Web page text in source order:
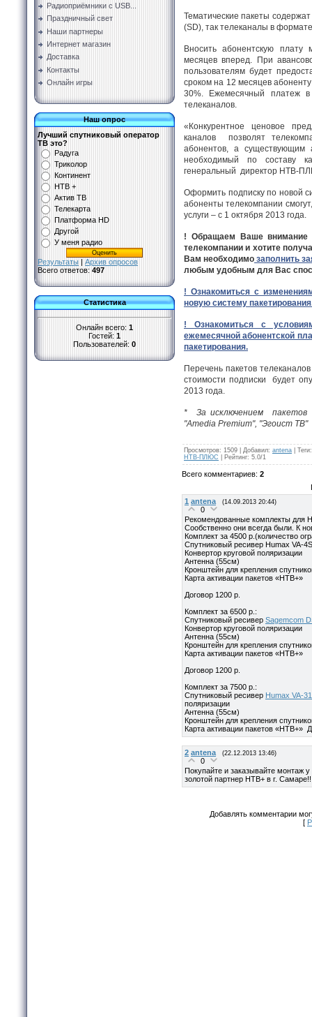
Радиоприёмники с USB...
Праздничный свет
Наши партнеры
Интернет магазин
Доставка
Контакты
Онлайн игры
Наш опрос
Лучший спутниковый оператор
ТВ это?
Радуга
Триколор
Континент
НТВ +
Актив ТВ
Телекарта
Платформа HD
Другой
У меня радио
Результаты | Архив опросов
Всего ответов: 497
Статистика
Онлайн всего: 1
Гостей: 1
Пользователей: 0
Тематические пакеты
(SD), так телеканалы в
Вносить абонентскую
месяцев вперед. При
пользователям будет
сроком на 12 месяцев
30%. Ежемесячный платеж
телеканалов.
«Конкурентное ценовое
каналов позволят
абонентов, а существующим
необходимый по составу
генеральный директор НТВ-
Оформить подписку по новой
абоненты телекомпании
услуги – с 1 октября 2013 года.
! Обращаем Ваше внимание
телекомпании и хотите
Вам необходимо заполнить
любым удобным для Вас
! Ознакомиться с
новую систему
! Ознакомиться с
ежемесячной абонентской
пакетирования.
Перечень пакетов
стоимости подписки будет
2013 года.
* За исключением пакетов
"Amedia Premium", "Эгоист ТВ"
Просмотров: 1509 Добавил: antena Теги:
НТВ-ПЛЮС
Рейтинг: 5.0/1
Всего комментариев: 2
1 antena (14.09.2013 20:44)
0
Рекомендованные комплекты для
Сообственно они всегда были. К
Комплект за 4500 р.(количество
Спутниковый ресивер Humax VA-
Конвертор круговой поляризации
Антенна (55см)
Кронштейн для крепления
Карта активации пакетов «НТВ+»
Договор 1200 р.
Комплект за 6500 р.:
Спутниковый ресивер Sagemcom
Конвертор круговой поляризации
Антенна (55см)
Кронштейн для крепления
Карта активации пакетов «НТВ+»
Договор 1200 р.
Комплект за 7500 р.:
Спутниковый ресивер Humax VA-
поляризации
Антенна (55см)
Кронштейн для крепления
Карта активации пакетов «НТВ+»
2 antena (22.12.2013 13:46)
0
Покупайте и заказывайте монтаж
золотой партнер НТВ+ в г.
Добавлять комментарии
[